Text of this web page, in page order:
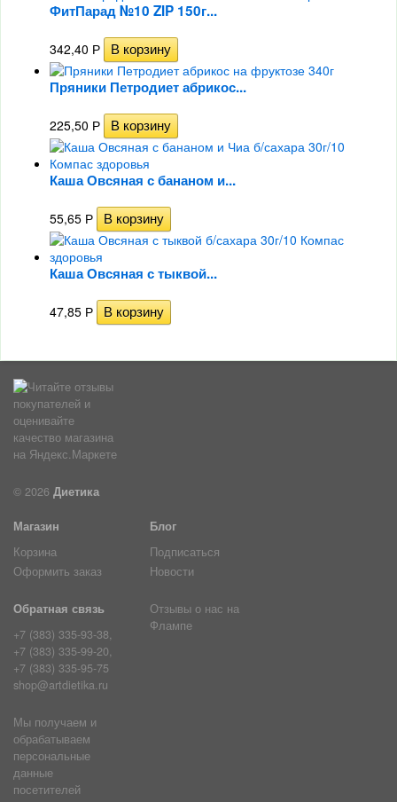
ФитПарад №10 ZIP 150г...
342,40 Р
Пряники Петродиет абрикос...
225,50 Р
Каша Овсяная с бананом и...
55,65 Р
Каша Овсяная с тыквой...
47,85 Р
© 2026 Диетика
Магазин
Корзина
Оформить заказ
Блог
Подписаться
Новости
Обратная связь
+7 (383) 335-93-38,
+7 (383) 335-99-20,
+7 (383) 335-95-75
shop@artdietika.ru
Отзывы о нас на
Флампе
Мы получаем и
обрабатываем
персональные
данные
посетителей